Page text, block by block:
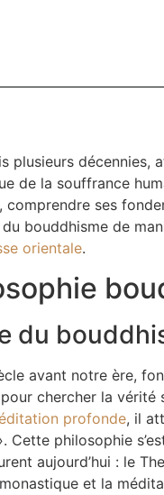
plusieurs décennies,
de la souffrance
comprendre ses
bouddhisme de
orientale.
du
avant notre ère,
chercher la vérité
profonde, il
Cette philosophie
aujourd’hui : le
et la